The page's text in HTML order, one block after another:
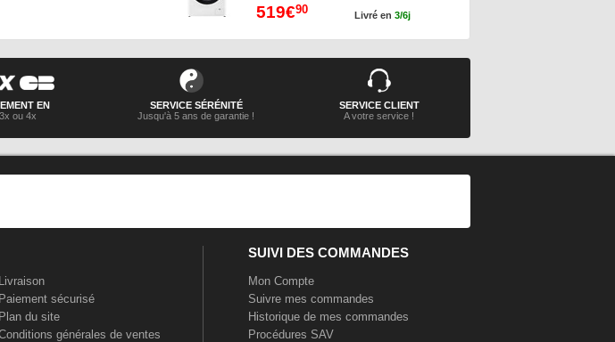
Livré en 3/6j
519€90
EN
3x ou 4x
SERVICE SÉRÉNITÉ
Jusqu'à 5 ans de garantie !
SERVICE CLIENT
A votre service !
Livraison
Paiement sécurisé
Plan du site
générales de ventes
SUIVI DES COMMANDES
Mon Compte
Suivre mes commandes
Historique de mes commandes
Procédures SAV